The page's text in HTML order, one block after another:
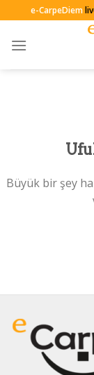
to
content
e-CarpeDiem
Büyük bir şey